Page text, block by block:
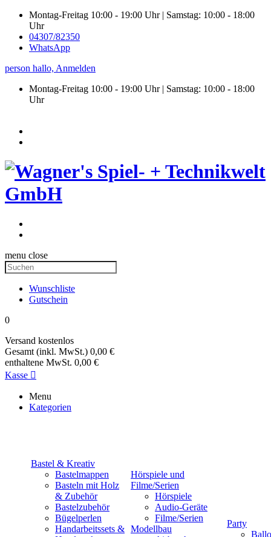
Montag-Freitag 10:00 - 19:00 Uhr | Samstag: 10:00 - 18:00
Uhr
04307/82350
WhatsApp
person hallo, Anmelden
Montag-Freitag 10:00 - 19:00 Uhr | Samstag: 10:00 - 18:00
Uhr
menu close
Wunschliste
Gutschein
0
Versand kostenlos
Gesamt (inkl. MwSt.) 0,00 €
enthaltene MwSt. 0,00 €
Kasse 
Menu
Kategorien
Bastel & Kreativ
Bastelmappen
Basteln mit Holz
& Zubehör
Bastelzubehör
Bügelperlen
Handarbeitssets &
Hörspiele und
Filme/Serien
Hörspiele
Audio-Geräte
Filme/Serien
Modellbau
Party